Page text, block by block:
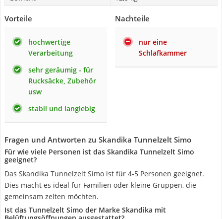
Vorteile
hochwertige
Verarbeitung
sehr geräumig - für
Rucksäcke, Zubehör
usw
stabil und langlebig
Nachteile
nur eine
Schlafkammer
Fragen und Antworten zu Skandika Tunnelzelt Simo
Für wie viele Personen ist das Skandika Tunnelzelt Simo
geeignet?
Das Skandika Tunnelzelt Simo ist für 4-5 Personen geeignet.
Dies macht es ideal für Familien oder kleine Gruppen, die
gemeinsam zelten möchten.
Ist das Tunnelzelt Simo der Marke Skandika mit